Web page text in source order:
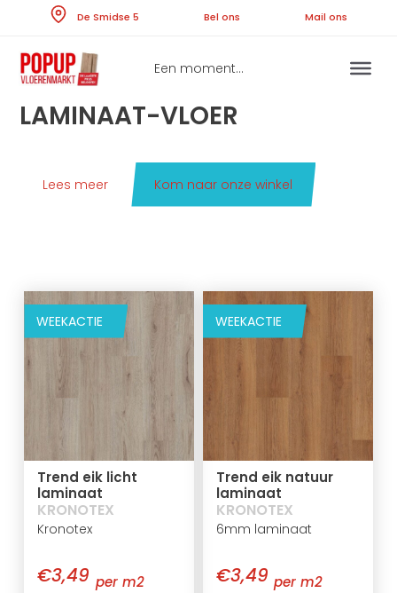
content
De Smidse 5
Een moment...
LAMINAAT-VLOER
Lees meer Kom naar onze winkel
WEEKACTIE
Trend eik licht
laminaat
KRONOTEX
Kronotex
€3,49 per m2
WEEKACTIE
Trend eik natuur
laminaat
KRONOTEX
6mm laminaat
€3,49 per m2